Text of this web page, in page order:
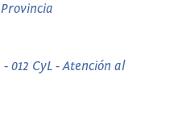
012 CyL - Atención al